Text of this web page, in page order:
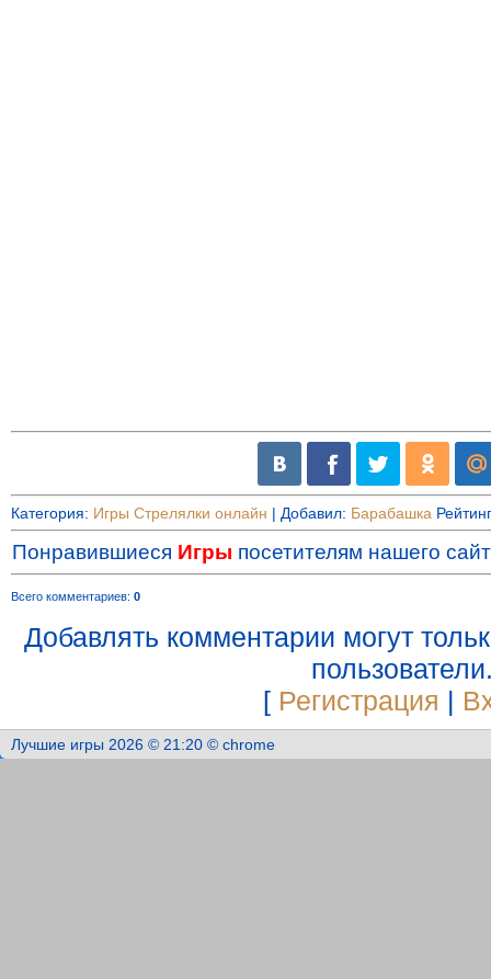
Категория: Игры Стрелялки онлайн | Добавил: Барабашка
Понравившиеся Игры посетителям нашего
Всего комментариев: 0
Добавлять комментарии могут
[ Регистрация |
Лучшие игры 2026 © 21:20 © chrome